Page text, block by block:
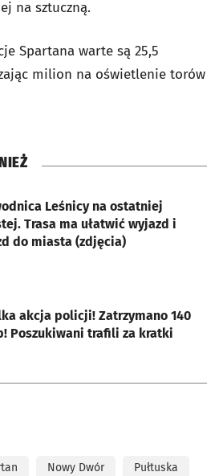
na sztuczną.
Spartana warte są 25,5
milion na oświetlenie torów
Leśnicy na ostatniej
Trasa ma ułatwić wyjazd i
do miasta (zdjęcia)
akcja policji! Zatrzymano 140
Poszukiwani trafili za kratki
Nowy Dwór Pułtuska